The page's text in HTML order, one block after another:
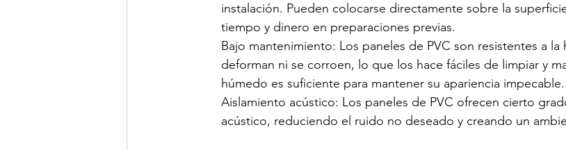
instalación. Pueden colocarse directamente sobre la
tiempo y dinero en preparaciones previas.
Bajo mantenimiento: Los paneles de PVC son resistentes a la
deforman ni se corroen, lo que los hace fáciles de limpiar y
húmedo es suficiente para mantener su apariencia impecable.
Aislamiento acústico: Los paneles de PVC ofrecen cierto
acústico, reduciendo el ruido no deseado y creando un